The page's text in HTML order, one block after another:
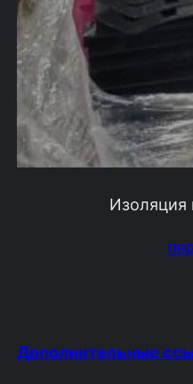
Изоляция
Дополнительные